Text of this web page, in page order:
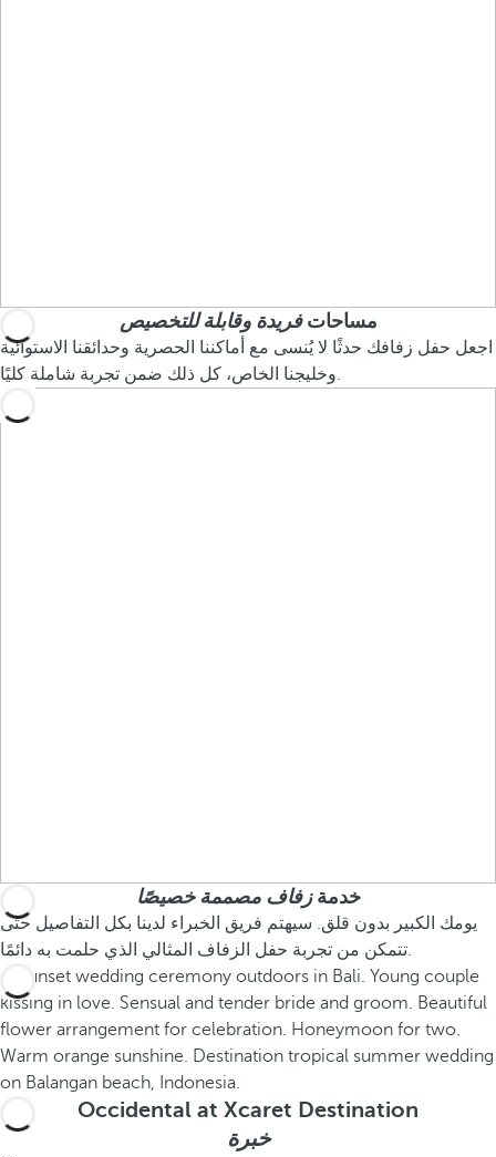
مساحاتفريدة وقابلة للتخصيص
اجعل حفل زفافك حدثًا لا يُنسى مع أماكننا الحصرية وحدائقنا الاستوائية
وخليجنا الخاص، كل ذلك ضمن تجربة شاملة كليًا.
خدمةزفاف مصممة خصيصًا
يومك الكبير بدون قلق. سيهتم فريق الخبراء لدينا بكل التفاصيل حتى
تتمكن من تجربة حفل الزفاف المثالي الذي حلمت به دائمًا.
Occidental at Xcaret Destination
خبرة